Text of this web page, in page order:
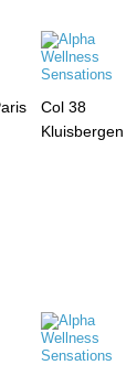
Col 38
Kluisbergen